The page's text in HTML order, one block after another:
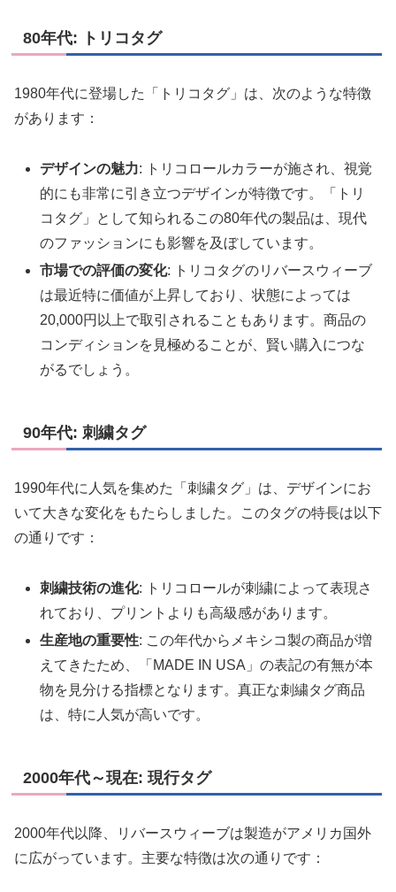
80年代: トリコタグ
1980年代に登場した「トリコタグ」は、次のような特徴
があります：
デザインの魅力: トリコロールカラーが施され、視覚
的にも非常に引き立つデザインが特徴です。「トリ
コタグ」として知られるこの80年代の製品は、現代
のファッションにも影響を及ぼしています。
市場での評価の変化: トリコタグのリバースウィーブ
は最近特に価値が上昇しており、状態によっては
20,000円以上で取引されることもあります。商品の
コンディションを見極めることが、賢い購入につな
がるでしょう。
90年代: 刺繍タグ
1990年代に人気を集めた「刺繍タグ」は、デザインにお
いて大きな変化をもたらしました。このタグの特長は以下
の通りです：
刺繍技術の進化: トリコロールが刺繍によって表現さ
れており、プリントよりも高級感があります。
生産地の重要性: この年代からメキシコ製の商品が増
えてきたため、「MADE IN USA」の表記の有無が本
物を見分ける指標となります。真正な刺繍タグ商品
は、特に人気が高いです。
2000年代～現在: 現行タグ
2000年代以降、リバースウィーブは製造がアメリカ国外
に広がっています。主要な特徴は次の通りです：